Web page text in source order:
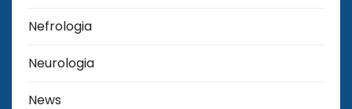
Nefrologia
Neurologia
News